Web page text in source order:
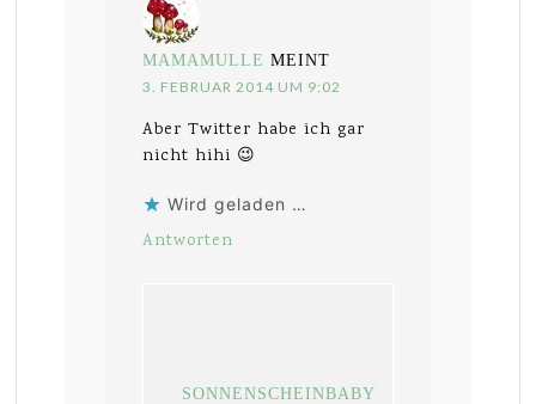
MAMAMULLE MEINT
3. FEBRUAR 2014 UM 9:02
Aber Twitter habe ich gar
nicht hihi 😉
Wird geladen …
Antworten
SONNENSCHEINBABY